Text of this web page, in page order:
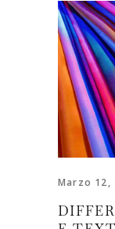
Marzo 12,